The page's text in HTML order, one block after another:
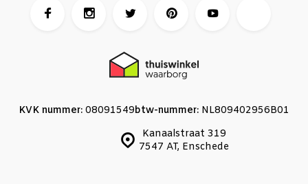
Kanaalstraat 319
7547 AT, Enschede
KVK nummer: 08091549btw-nummer: NL809402956B01